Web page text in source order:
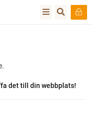
det till din webbplats!